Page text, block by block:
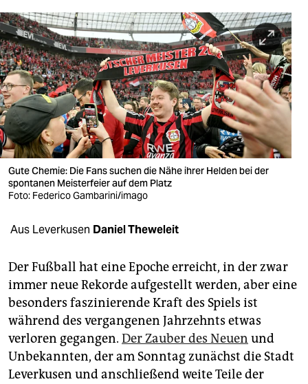
sport
berlin
nord
wahrheit
verlag
verlag
veranstaltungen
unterstützen
abo
genossenschaft
epaper login
Gute Chemie: Die Fans suchen die Nähe ihrer Helden bei der
spontanen Meisterfeier auf dem Platz
Foto: Federico Gambarini/imago
Aus Leverkusen Daniel Theweleit
Der Fußball hat eine Epoche erreicht, in der zwar
immer neue Rekorde aufgestellt werden, aber eine
besonders faszinierende Kraft des Spiels ist
während des vergangenen Jahrzehnts etwas
verloren gegangen. Der Zauber des Neuen und
Unbekannten, der am Sonntag zunächst die Stadt
Leverkusen und anschließend weite Teile der